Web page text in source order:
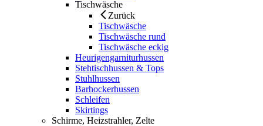
Tischwäsche
Zurück
Tischwäsche
Tischwäsche rund
Tischwäsche eckig
Heurigengarniturhussen
Stehtischhussen & Tops
Stuhlhussen
Barhockerhussen
Schleifen
Skirtings
Schirme, Heizstrahler, Zelte